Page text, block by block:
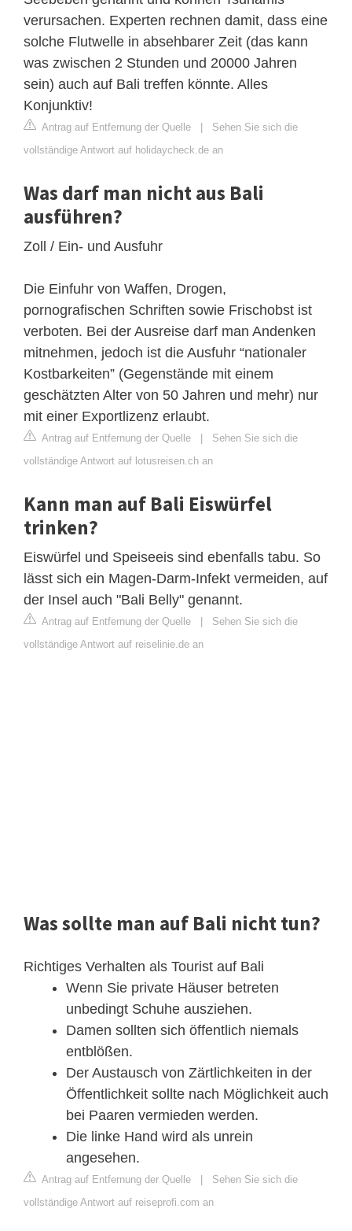
verursachen. Experten rechnen damit, dass eine
solche Flutwelle in absehbarer Zeit (das kann
was zwischen 2 Stunden und 20000 Jahren
sein) auch auf Bali treffen könnte. Alles
Konjunktiv!
Antrag auf Entfernung der Quelle | Sehen Sie sich die
vollständige Antwort auf holidaycheck.de an
Was darf man nicht aus Bali
ausführen?
Zoll / Ein- und Ausfuhr
Die Einfuhr von Waffen, Drogen,
pornografischen Schriften sowie Frischobst ist
verboten. Bei der Ausreise darf man Andenken
mitnehmen, jedoch ist die Ausfuhr “nationaler
Kostbarkeiten” (Gegenstände mit einem
geschätzten Alter von 50 Jahren und mehr) nur
mit einer Exportlizenz erlaubt.
Antrag auf Entfernung der Quelle | Sehen Sie sich die
vollständige Antwort auf lotusreisen.ch an
Kann man auf Bali Eiswürfel
trinken?
Eiswürfel und Speiseeis sind ebenfalls tabu. So
lässt sich ein Magen-Darm-Infekt vermeiden, auf
der Insel auch "Bali Belly" genannt.
Antrag auf Entfernung der Quelle | Sehen Sie sich die
vollständige Antwort auf reiselinie.de an
Was sollte man auf Bali nicht tun?
Richtiges Verhalten als Tourist auf Bali
Wenn Sie private Häuser betreten
unbedingt Schuhe ausziehen.
Damen sollten sich öffentlich niemals
entblößen.
Der Austausch von Zärtlichkeiten in der
Öffentlichkeit sollte nach Möglichkeit auch
bei Paaren vermieden werden.
Die linke Hand wird als unrein
angesehen.
Antrag auf Entfernung der Quelle | Sehen Sie sich die
vollständige Antwort auf reiseprofi.com an